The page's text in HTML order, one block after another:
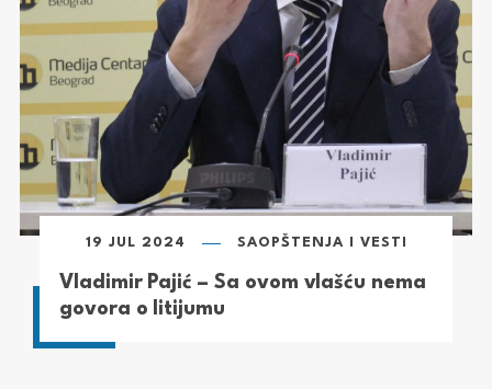
19 JUL 2024 SAOPŠTENJA I VESTI
Vladimir Pajić – Sa ovom vlašću nema
govora o litijumu